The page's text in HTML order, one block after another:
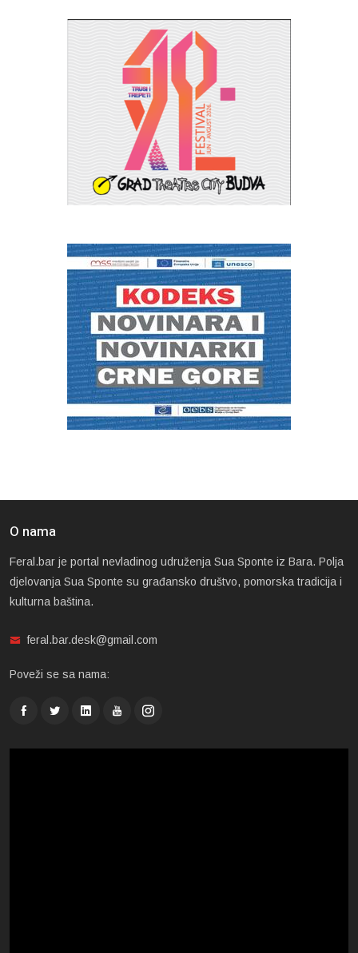
O nama
Feral.bar je portal nevladinog udruženja Sua Sponte iz Bara. Polja
djelovanja Sua Sponte su građansko društvo, pomorska tradicija i
kulturna baština.
feral.bar.desk@gmail.com
Poveži se sa nama: